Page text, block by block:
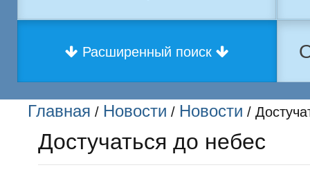
Расширенный поиск
Главная / Новости / Новости /
Достучаться до небес